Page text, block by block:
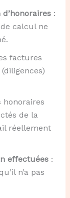
:
calcul ne
factures
honoraires
de la
réellement
effectuées:
n’a pas